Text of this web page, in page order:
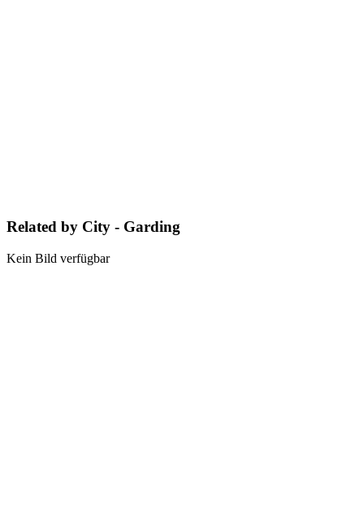
Related by City - Garding
Kein Bild verfügbar